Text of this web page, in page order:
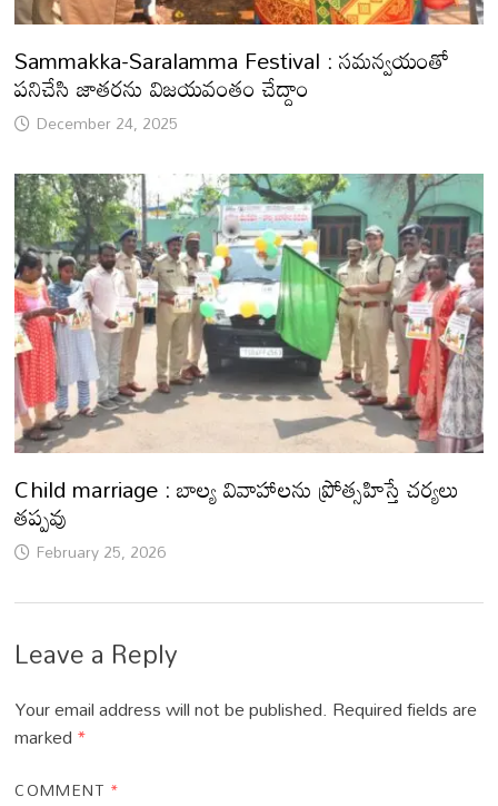
Sammakka-Saralamma Festival : సమన్వయంతో
పనిచేసి జాతరను విజయవంతం చేద్దాం
December 24, 2025
Child marriage : బాల్య వివాహాలను ప్రోత్సహిస్తే చర్యలు
తప్పవు
February 25, 2026
Leave a Reply
Your email address will not be published. Required fields are
marked*
COMMENT *